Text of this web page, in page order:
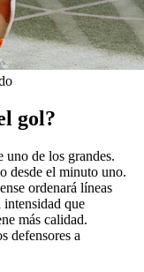
gol?
uno de los grandes.
desde el minuto uno.
ordenará líneas
intensidad que
más calidad.
defensores a